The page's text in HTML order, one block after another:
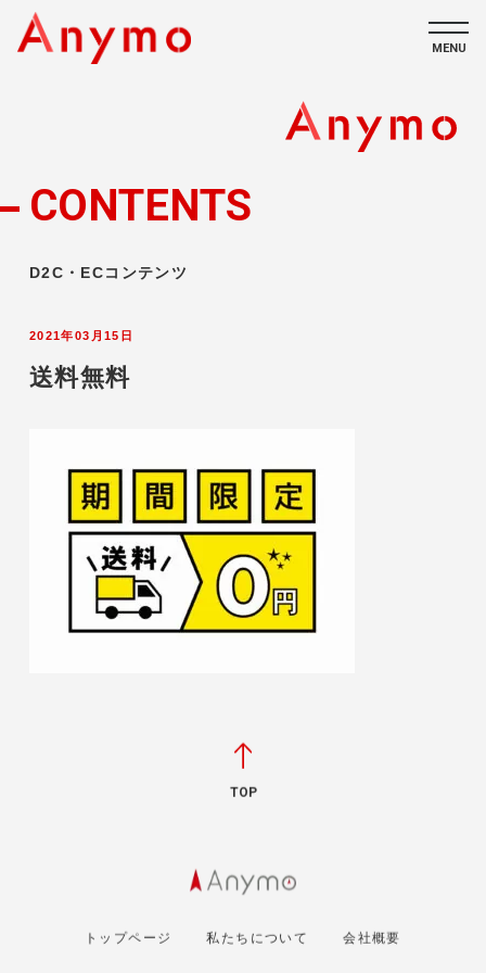
私たちについて
MENU
CONTENTS
D2C・ECコンテンツ
2021年03月15日
送料無料
TOP
トップページ 私たちについて 会社概要